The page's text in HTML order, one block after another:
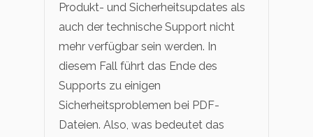
Produkt- und Sicherheitsupdates als
auch der technische Support nicht
mehr verfügbar sein werden. In
diesem Fall führt das Ende des
Supports zu einigen
Sicherheitsproblemen bei PDF-
Dateien. Also, was bedeutet das